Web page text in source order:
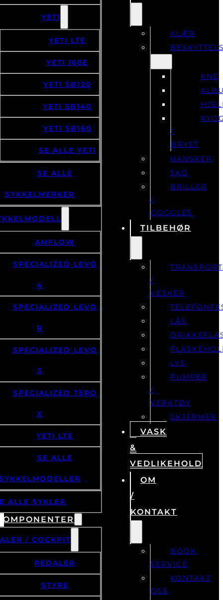
YETI
YETI LTE
YETI 160E
YETI SB120
YETI SB140
YETI SB160
SE ALLE YETI
SE ALLE
SYKKELMERKER
AMFLOW
SPECIALIZED LEVO
4
SPECIALIZED LEVO
R
SPECIALIZED LEVO
3
SPECIALIZED TERO
X
YETI LTE
SE ALLE
ALLE SYKLER
/ COCKPIT
PEDALER
STYRE
KLÆR
KNE
/
BRYST
HANSKER
SKO
BRILLER
/
GOGGLES
TILBEHØR
TRANSPORT
/
VESKER
LÅS
LYS
PUMPER
/
VERKTØY
SKJERMER
VASK
&
VEDLIKEHOLD
OM
/
KONTAKT
BOOK
SERVICE
KONTAKT
OSS